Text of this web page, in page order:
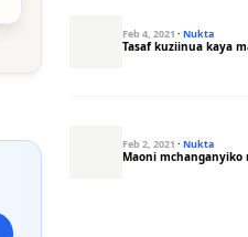
Feb 4, 2021·Nukta
Tasaf kuziinua kaya
Feb 2, 2021·Nukta
Maoni mchanganyiko